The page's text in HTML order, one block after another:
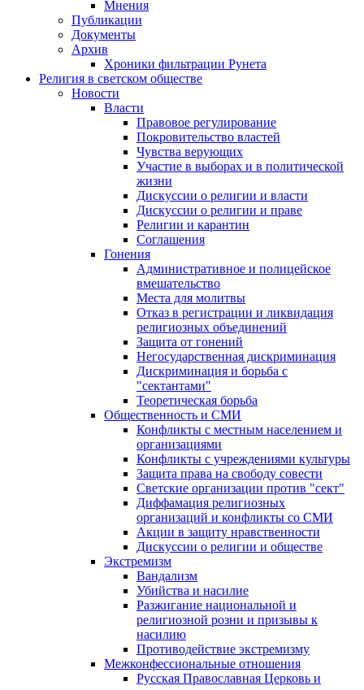
Мнения
Публикации
Документы
Архив
Хроники фильтрации Рунета
Религия в светском обществе
Новости
Власти
Правовое регулирование
Покровительство властей
Чувства верующих
Участие в выборах и в политической
жизни
Дискуссии о религии и власти
Дискуссии о религии и праве
Религии и карантин
Соглашения
Гонения
Административное и полицейское
вмешательство
Места для молитвы
Отказ в регистрации и ликвидация
религиозных объединений
Защита от гонений
Негосударственная дискриминация
Дискриминация и борьба с
"сектантами"
Теоретическая борьба
Общественность и СМИ
Конфликты с местным населением и
организациями
Конфликты с учреждениями культуры
Защита права на свободу совести
Светские организации против "сект"
Диффамация религиозных
организаций и конфликты со СМИ
Акции в защиту нравственности
Дискуссии о религии и обществе
Экстремизм
Вандализм
Убийства и насилие
Разжигание национальной и
религиозной розни и призывы к
насилию
Противодействие экстремизму
Межконфессиональные отношения
Русская Православная Церковь и